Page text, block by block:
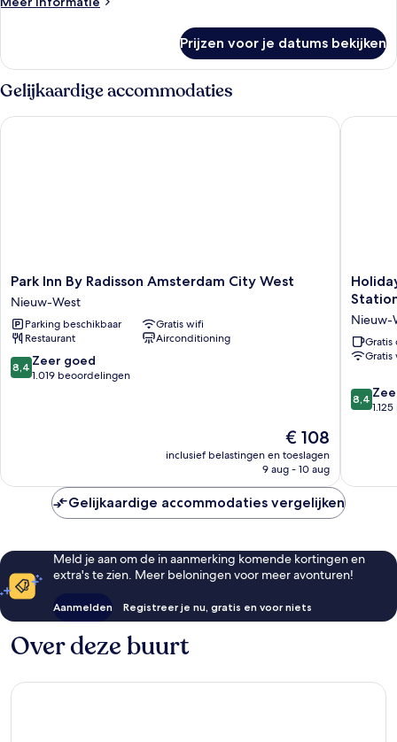
bed
View)
laden
kamer,
queensize
(Corner
Prijzen voor je datums bekijken
Gelijkaardige accommodaties
Park
Inn
By
Radisson
Amsterdam
City
West
Park Inn By Radisson Amsterdam City West
Nieuw-West
Parking beschikbaar
Gratis wifi
Restaurant
Airconditioning
8.4
van
8,4 Zeer goed
1.019 beoordelingen
De
prijs
is
€ 108
inclusief belastingen en toeslagen
9 aug - 10 aug
Park Inn By Radisson Amsterdam City West
Holiday
Inn
-
by
IHG
Nieuw-
Gratis
8.4
van
8,4
Holiday
Gelijkaardige accommodaties vergelijken
Meld je aan om de in aanmerking komende kortingen en
extra's te zien. Meer beloningen voor meer avonturen!
Aanmelden Registreer je nu, gratis en voor niets
Over deze buurt